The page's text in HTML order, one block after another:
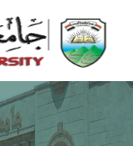
الرئيسية